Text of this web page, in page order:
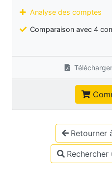
Analyse des comptes
Comparaison avec 4
Retourner